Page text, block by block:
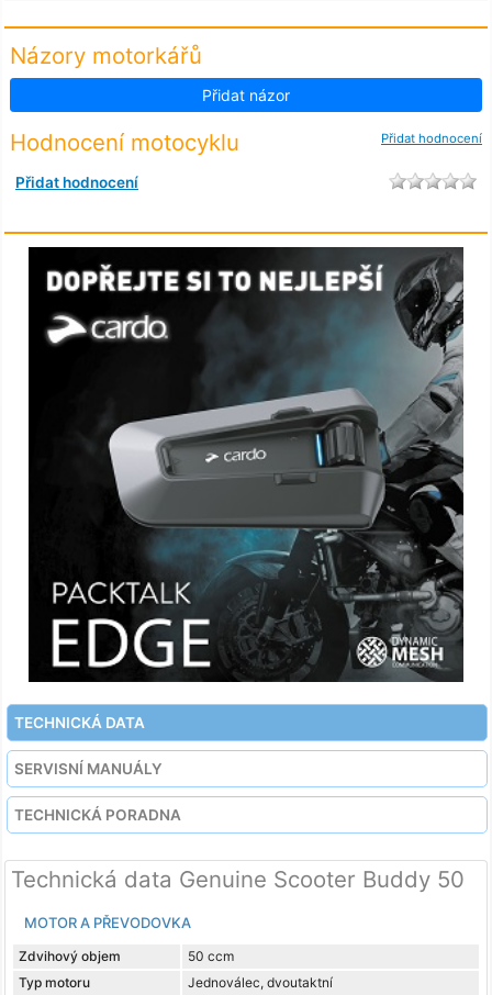
Názory motorkářů
Přidat názor
Přidat hodnocení
Hodnocení motocyklu
Přidat hodnocení
TECHNICKÁ DATA
SERVISNÍ MANUÁLY
TECHNICKÁ PORADNA
Technická data Genuine Scooter Buddy 50
MOTOR A PŘEVODOVKA
Zdvihový objem
50 ccm
Typ motoru
Jednoválec, dvoutaktní